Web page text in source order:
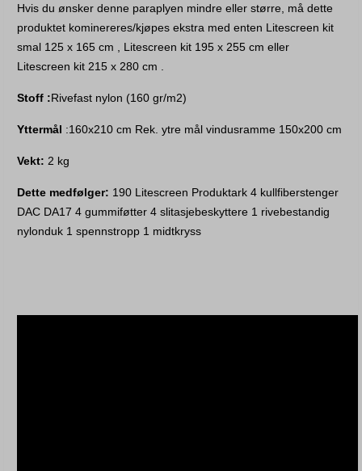
Hvis du ønsker denne paraplyen mindre eller større, må dette
produktet kominereres/kjøpes ekstra med enten Litescreen kit
smal 125 x 165 cm , Litescreen kit 195 x 255 cm eller
Litescreen kit 215 x 280 cm .
Stoff :Rivefast nylon (160 gr/m2)
Yttermål :160x210 cm Rek. ytre mål vindusramme 150x200 cm
Vekt: 2 kg
Dette medfølger: 190 Litescreen Produktark 4 kullfiberstenger
DAC DA17 4 gummiføtter 4 slitasjebeskyttere 1 rivebestandig
nylonduk 1 spennstropp 1 midtkryss